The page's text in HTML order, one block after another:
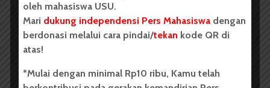
Tari Indang yang dipersembahkan oleh IMIB USU, Kamis
(30/4) di Gelanggang Mahasiswa. Selain Tari Indang, IMIB
USU juga tampilkan Tari Piring, Tari Randai, Tari Rantak, dan
oleh mahasiswa USU.
Mari dukung independensi Pers Mahasiswa dengan
berdonasi melalui cara pindai/tekan kode QR di
atas!
*Mulai dengan minimal Rp10 ribu, Kamu telah